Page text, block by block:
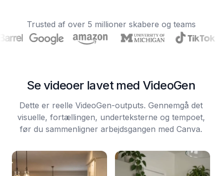
Trusted af over 5 millioner skabere og teams
Se videoer lavet med VideoGen
Dette er reelle VideoGen-outputs. Gennemgå det
visuelle, fortællingen, underteksterne og tempoet,
før du sammenligner arbejdsgangen med Canva.